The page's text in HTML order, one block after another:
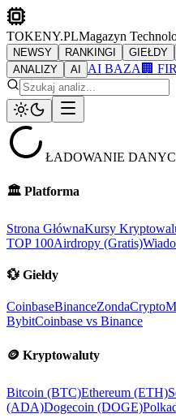
TOKENY.PLMagazyn
NEWSY RANKINGI GIEŁDY
ANALIZY
AI AI BAZA 🏢
ŁADOWANIE
🏛️ Platforma
Strona GłównaKursy
TOP 100Airdropy (Gratis)
💱 Giełdy
CoinbaseBinanceZondaCrypto
BybitCoinbase vs Binance
🪙 Kryptowaluty
Bitcoin (BTC)Ethereum (ETH)
(ADA)Dogecoin (DOGE)